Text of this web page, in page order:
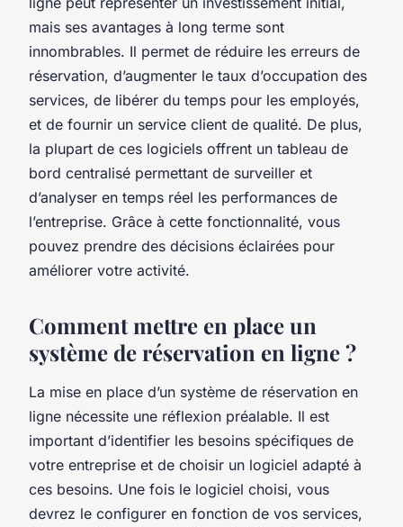
mais ses avantages à long terme sont
innombrables. Il permet de réduire les erreurs de
réservation, d’augmenter le taux d’occupation des
services, de libérer du temps pour les employés,
et de fournir un service client de qualité. De plus,
la plupart de ces logiciels offrent un tableau de
bord centralisé permettant de surveiller et
d’analyser en temps réel les performances de
l’entreprise. Grâce à cette fonctionnalité, vous
pouvez prendre des décisions éclairées pour
améliorer votre activité.
Comment mettre en place un
système de réservation en ligne ?
La mise en place d’un système de réservation en
ligne nécessite une réflexion préalable. Il est
important d’identifier les besoins spécifiques de
votre entreprise et de choisir un logiciel adapté à
ces besoins. Une fois le logiciel choisi, vous
devrez le configurer en fonction de vos services,